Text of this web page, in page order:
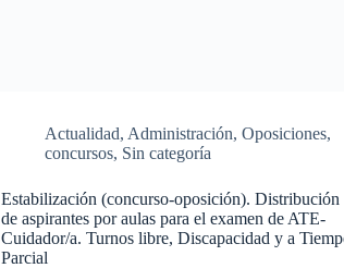
Actualidad, Administración,Oposiciones,
concursos, Sin categoría
Estabilización (concurso-oposición). Distribución
de aspirantes por aulas para el examen de ATE-
Cuidador/a. Turnos libre, Discapacidad y a
Parcial